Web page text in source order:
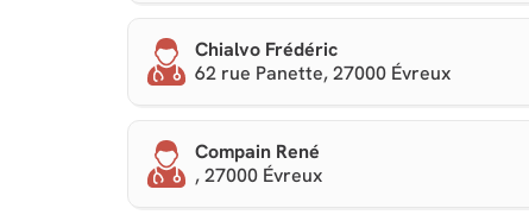
Chialvo Frédéric
62 rue Panette, 27000 Évreux
Compain René
, 27000 Évreux